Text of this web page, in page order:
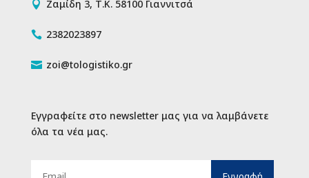
 Ζαμίδη 3, Τ.Κ. 58100 Γιαννιτσά
 2382023897
 zoi@tologistiko.gr
Εγγραφείτε στο newsletter μας για να λαμβάνετε
όλα τα νέα μας.